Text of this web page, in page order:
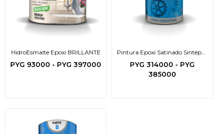
HidroEsmalte Epoxi BRILLANTE
PYG 93000 - PYG 397000
Pintura Epoxi Satinado Sintepox
HB
PYG 314000 - PYG
385000